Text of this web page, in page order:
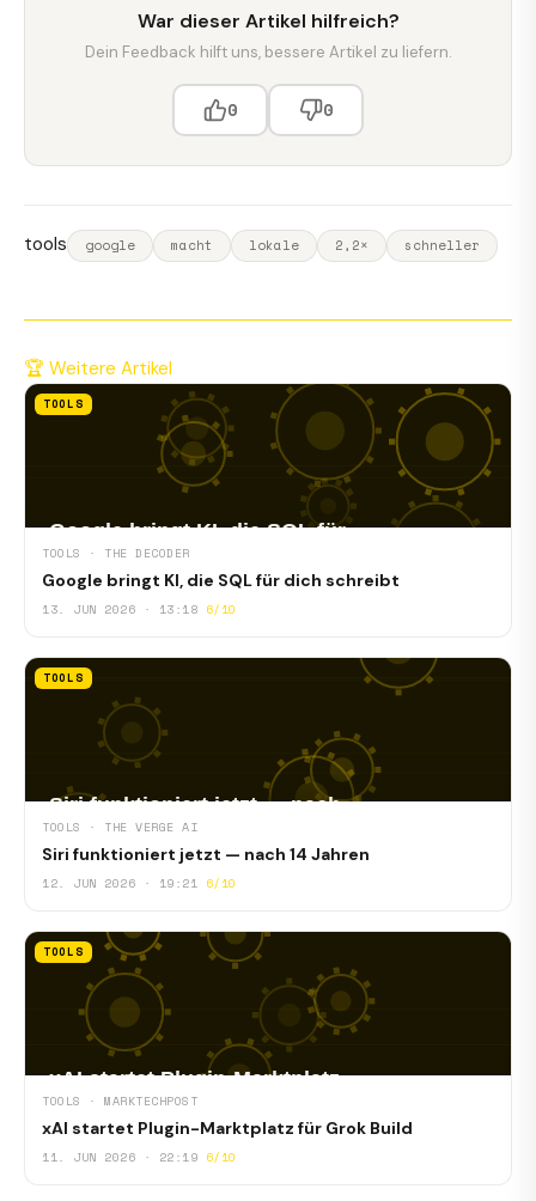
War dieser Artikel hilfreich?
Dein Feedback hilft uns, bessere Artikel zu liefern.
0 0
tools google macht lokale 2,2× schneller
🏆 Weitere Artikel
TOOLS
TOOLS · THE DECODER
Google bringt KI, die SQL für dich schreibt
13. JUN 2026 · 13:18 6/10
TOOLS
TOOLS · THE VERGE AI
Siri funktioniert jetzt — nach 14 Jahren
12. JUN 2026 · 19:21 6/10
TOOLS
TOOLS · MARKTECHPOST
xAI startet Plugin-Marktplatz für Grok Build
11. JUN 2026 · 22:19 6/10